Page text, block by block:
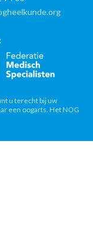
u terecht bij uw
een oogarts. Het NOG